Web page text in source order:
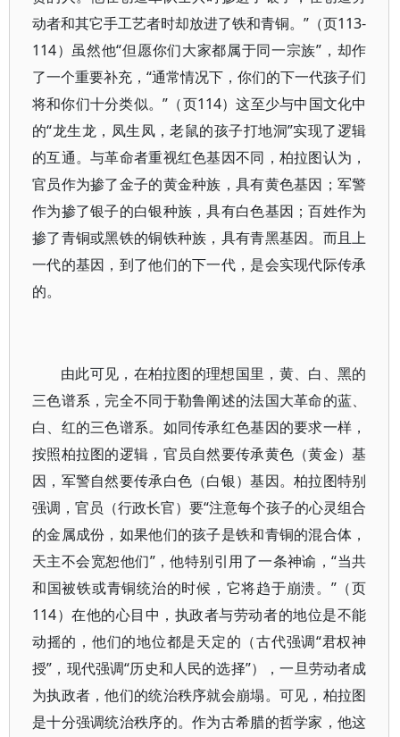
动者和其它手工艺者时却放进了铁和青铜。”（页113-
114）虽然他“但愿你们大家都属于同一宗族”，却作
了一个重要补充，“通常情况下，你们的下一代孩子们
将和你们十分类似。”（页114）这至少与中国文化中
的“龙生龙，凤生凤，老鼠的孩子打地洞”实现了逻辑
的互通。与革命者重视红色基因不同，柏拉图认为，
官员作为掺了金子的黄金种族，具有黄色基因；军警
作为掺了银子的白银种族，具有白色基因；百姓作为
掺了青铜或黑铁的铜铁种族，具有青黑基因。而且上
一代的基因，到了他们的下一代，是会实现代际传承
的。
由此可见，在柏拉图的理想国里，黄、白、黑的
三色谱系，完全不同于勒鲁阐述的法国大革命的蓝、
白、红的三色谱系。如同传承红色基因的要求一样，
按照柏拉图的逻辑，官员自然要传承黄色（黄金）基
因，军警自然要传承白色（白银）基因。柏拉图特别
强调，官员（行政长官）要“注意每个孩子的心灵组合
的金属成份，如果他们的孩子是铁和青铜的混合体，
天主不会宽恕他们”，他特别引用了一条神谕，“当共
和国被铁或青铜统治的时候，它将趋于崩溃。”（页
114）在他的心目中，执政者与劳动者的地位是不能
动摇的，他们的地位都是天定的（古代强调“君权神
授”，现代强调“历史和人民的选择”），一旦劳动者成
为执政者，他们的统治秩序就会崩塌。可见，柏拉图
是十分强调统治秩序的。作为古希腊的哲学家，他这